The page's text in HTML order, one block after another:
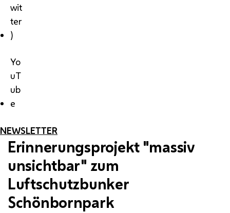
wit
ter
)
Yo
uT
ub
e
NEWSLETTER
Erinnerungsprojekt "massiv
unsichtbar" zum
Luftschutzbunker
Schönbornpark